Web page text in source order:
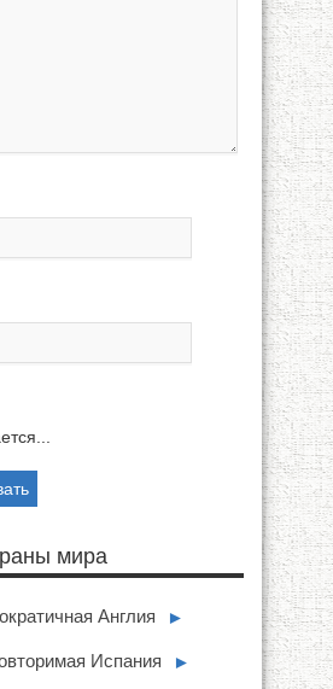
мира
Англия ►
Испания ►